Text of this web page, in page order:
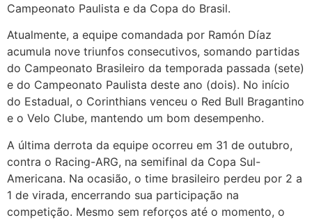
Campeonato Paulista e da Copa do Brasil.
Atualmente, a equipe comandada por Ramón Díaz
acumula nove triunfos consecutivos, somando partidas
do Campeonato Brasileiro da temporada passada (sete)
e do Campeonato Paulista deste ano (dois). No início
do Estadual, o Corinthians venceu o Red Bull Bragantino
e o Velo Clube, mantendo um bom desempenho.
A última derrota da equipe ocorreu em 31 de outubro,
contra o Racing-ARG, na semifinal da Copa Sul-
Americana. Na ocasião, o time brasileiro perdeu por 2 a
1 de virada, encerrando sua participação na
competição. Mesmo sem reforços até o momento, o